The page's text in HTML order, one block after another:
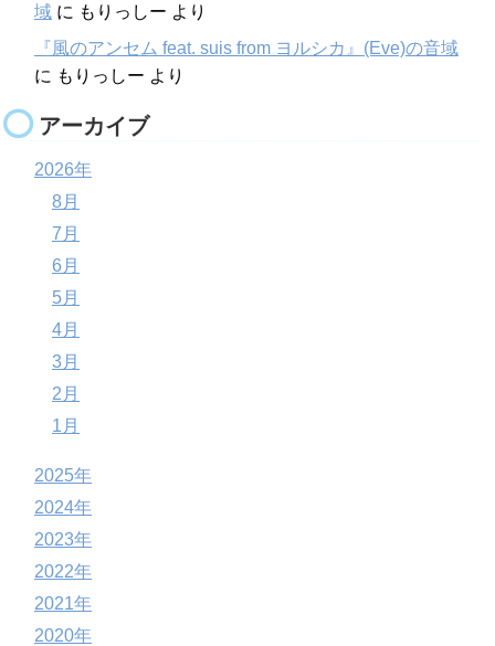
域 に もりっしー より
『風のアンセム feat. suis from ヨルシカ』(Eve)の音域
に もりっしー より
アーカイブ
2026年
8月
7月
6月
5月
4月
3月
2月
1月
2025年
2024年
2023年
2022年
2021年
2020年